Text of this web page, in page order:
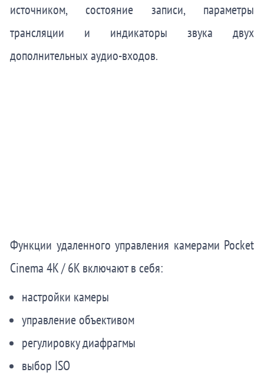
источником,состояние записи, параметры
трансляции и индикаторы звука двух
дополнительных аудио-входов.
Функции удаленного управления камерами Pocket
Cinema 4K / 6K включают в себя:
настройки камеры
управление объективом
регулировку диафрагмы
выбор ISO